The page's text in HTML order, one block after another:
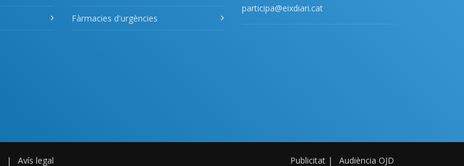
Fàrmacies d'urgències
participa@eixdiari.cat
| Avís legal Publicitat | Audiència OJD